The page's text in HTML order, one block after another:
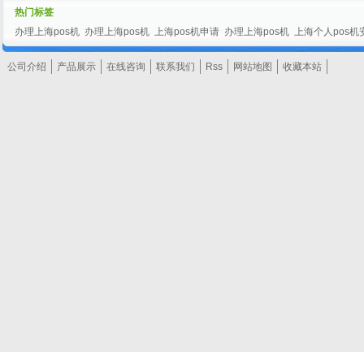
热门标签
办理上海pos机 办理上海pos机 上海pos机申请 办理上海pos机 上海个人pos机
公司介绍 产品展示 在线咨询 联系我们 Rss 网站地图 收藏本站